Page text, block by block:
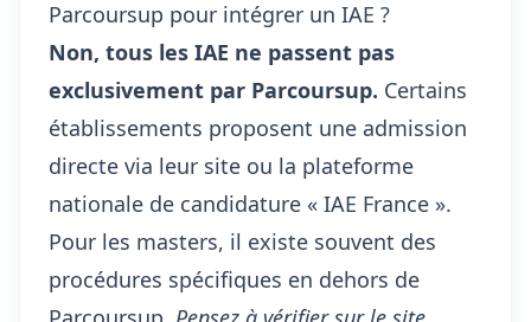
Parcoursup pour intégrer un IAE ?
Non, tous les IAE ne passent pas
exclusivement par Parcoursup. Certains
établissements proposent une admission
directe via leur site ou la plateforme
nationale de candidature « IAE France ».
Pour les masters, il existe souvent des
procédures spécifiques en dehors de